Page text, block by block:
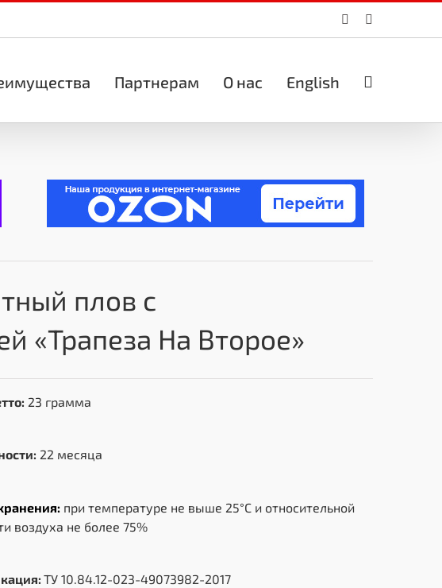
Партнерам О нас English
плов с
«Трапеза На Второе»
23 грамма
22 месяца
при температуре не выше 25°C и относительной
воздуха не более 75%
ТУ 10.84.12-023-49073982-2017